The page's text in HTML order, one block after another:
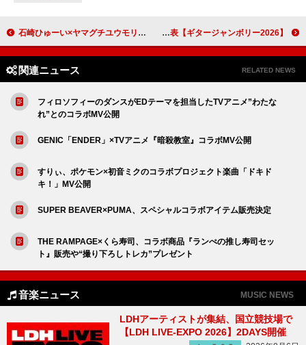
石崎ひゅーい×ヤマグチユウモリ（SIX LOUNGE）、初のコラボ曲リリース＆ライブ共演も決定 【ギタージャンボリー2026】竹原ピストル／岸田 繁／秦 基博／トータス松本／川崎鷹也ら第1弾出演者発表
関連ニュース RELATED NEWS
フィロソフィーのダンスがEDテーマを担当したTVアニメ”わたな
れ”とのコラボMV公開
GENIC「ENDER」×TVアニメ『暗殺教室』コラボMV公開
すりぃ、ポケモン×初音ミクのコラボプロジェクト楽曲「ドキド
キ！」MV公開
SUPER BEAVER×PUMA、スペシャルコラボアイテム販売決定
THE RAMPAGE×くら寿司、コラボ商品『ランぺの推し寿司セッ
ト』販売や“撮り下ろしトレカ”プレゼント
音楽ニュース MUSIC NEWS
LDHアーティストが集結、国立競技場で
【LDH LIVE-EXPO 2026】2DAYS開催